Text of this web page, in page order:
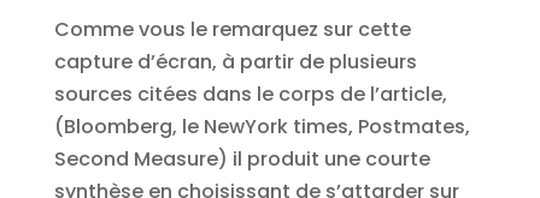
Comme vous le remarquez sur cette
capture d’écran, à partir de plusieurs
sources citées dans le corps de l’article,
(Bloomberg, le NewYork times, Postmates,
Second Measure) il produit une courte
synthèse en choisissant de s’attarder sur